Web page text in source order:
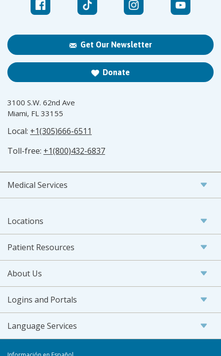
Get Our Newsletter
Donate
3100 S.W. 62nd Ave
Miami, FL 33155
Local: +1(305)666-6511
Toll-free: +1(800)432-6837
Medical Services
Locations
Patient Resources
About Us
Logins and Portals
Language Services